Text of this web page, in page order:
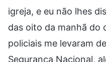
igreja, e eu não lhes
das oito da manhã do
policiais me levaram
Segurança Nacional,